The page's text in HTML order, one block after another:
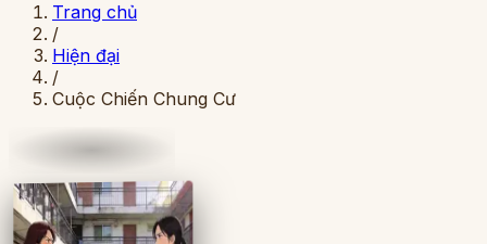
Trang chủ
/
Hiện đại
/
Cuộc Chiến Chung Cư